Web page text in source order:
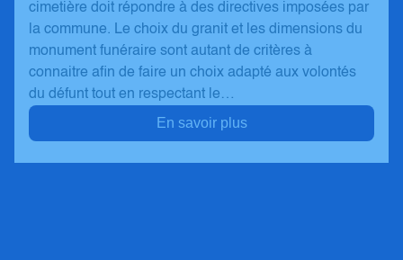
cimetière doit répondre à des directives imposées par
la commune. Le choix du granit et les dimensions du
monument funéraire sont autant de critères à
connaitre afin de faire un choix adapté aux volontés
du défunt tout en respectant le…
En savoir plus